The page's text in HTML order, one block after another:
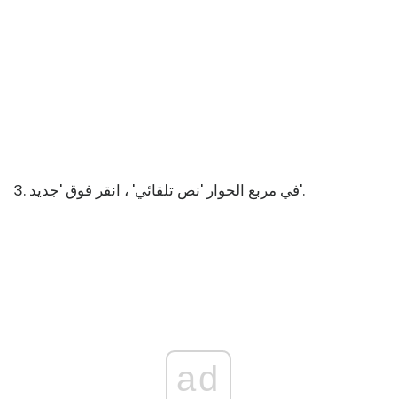
3. في مربع الحوار 'نص تلقائي' ، انقر فوق 'جديد'.
ad